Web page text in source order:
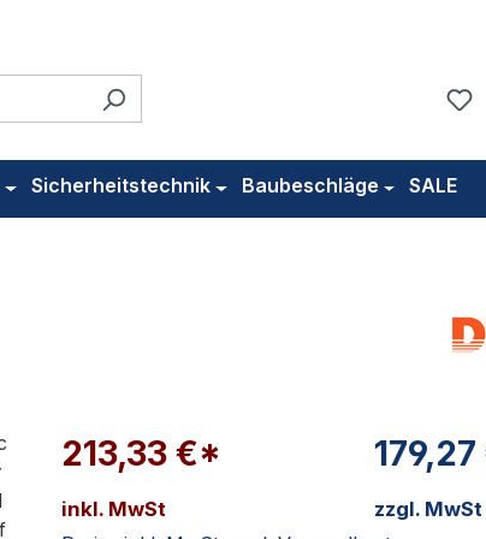
Sicherheitstechnik Baubeschläge SALE
213,33 €*
inkl. MwSt
179,27
zzgl. MwSt